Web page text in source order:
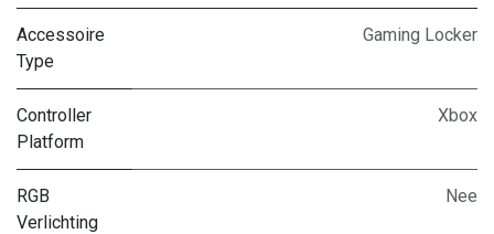
Accessoire
Type
Gaming Locker
Controller
Platform
Xbox
RGB
Verlichting
Nee